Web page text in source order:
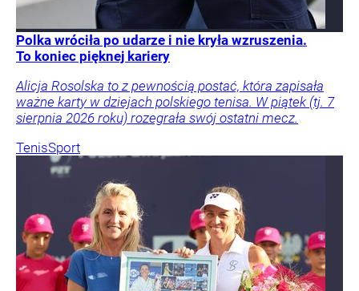
Polka wróciła po udarze i nie kryła wzruszenia.
To koniec pięknej kariery
Alicja Rosolska to z pewnością postać, która zapisała
ważne karty w dziejach polskiego tenisa. W piątek (tj. 7
sierpnia 2026 roku) rozegrała swój ostatni mecz.
TenisSport